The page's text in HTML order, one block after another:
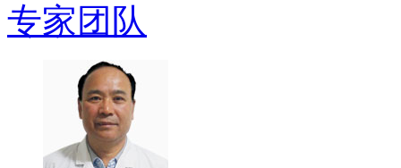
专家团队